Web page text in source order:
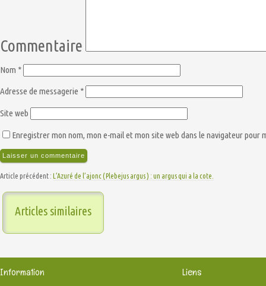
Commentaire
Nom *
Adresse de messagerie *
Site web
Enregistrer mon nom, mon e-mail et mon site web dans le navigateur pour
Article précédent : L’Azuré de l’ajonc ( Plebejus argus ) : un argus qui a la cote.
Articles similaires
Information Liens